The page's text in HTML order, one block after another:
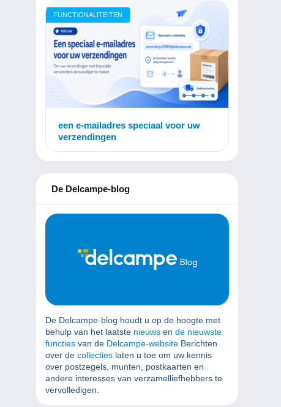
FUNCTIONALITEITEN
een e-mailadres speciaal voor uw
verzendingen
De Delcampe-blog
De Delcampe-blog houdt u op de hoogte met
behulp van het laatste nieuws en de nieuwste
functies van de Delcampe-website Berichten
over de collecties laten u toe om uw kennis
over postzegels, munten, postkaarten en
andere interesses van verzamelliefhebbers te
vervolledigen.